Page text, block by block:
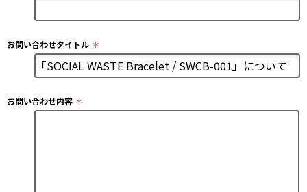
お問い合わせタイトル ＊
お問い合わせ内容 ＊